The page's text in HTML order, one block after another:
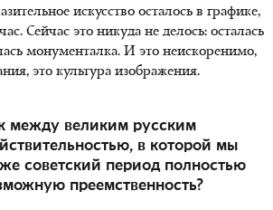
искусство осталось в графике,
Сейчас это никуда не делось: осталась
монументалка. И это неискоренимо,
это культура изображения.
между великим русским
в которой мы
советский период полностью
преемственность?